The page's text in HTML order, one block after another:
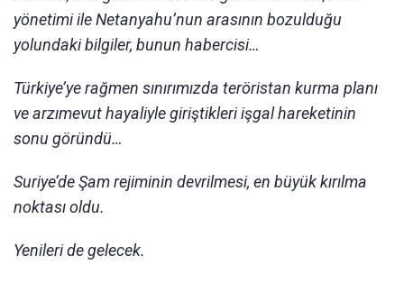
yönetimi ile Netanyahu’nun arasının bozulduğu
yolundaki bilgiler, bunun habercisi…
Türkiye’ye rağmen sınırımızda teröristan kurma planı
ve arzımevut hayaliyle giriştikleri işgal hareketinin
sonu göründü…
Suriye’de Şam rejiminin devrilmesi, en büyük kırılma
noktası oldu.
Yenileri de gelecek.